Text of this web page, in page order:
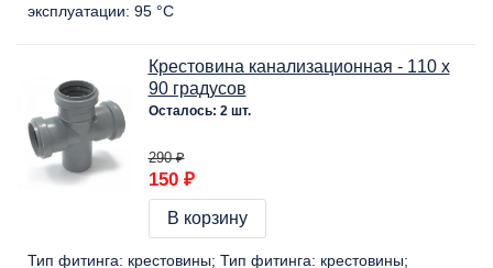
эксплуатации: 95 °C
Крестовина канализационная - 110 х
90 градусов
Осталось: 2 шт.
290 ₽
150 ₽
В корзину
Тип фитинга: крестовины Тип фитинга: крестовины